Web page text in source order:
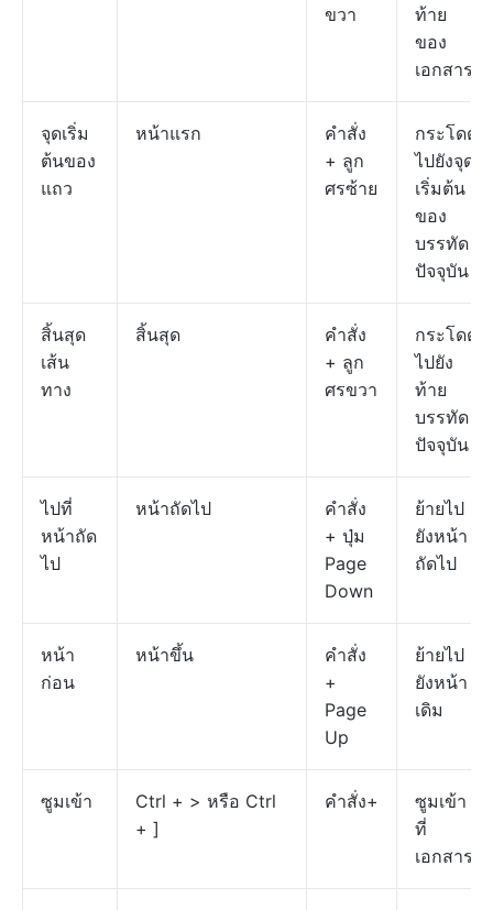
ขวา
ท้าย
ของ
เอกสาร
จุดเริ่ม
ต้นของ
แถว
หน้าแรก
คำสั่ง
+ ลูก
ศรซ้าย
กระโดด
ไปยังจุด
เริ่มต้น
ของ
บรรทัด
ปัจจุบัน
สิ้นสุด
เส้น
ทาง
สิ้นสุด
คำสั่ง
+ ลูก
ศรขวา
กระโดด
ไปยัง
ท้าย
บรรทัด
ปัจจุบัน
ไปที่
หน้าถัด
ไป
หน้าถัดไป
คำสั่ง
+ ปุ่ม
Page
Down
ย้ายไป
ยังหน้า
ถัดไป
หน้า
ก่อน
หน้าขึ้น
คำสั่ง
+
Page
Up
ย้ายไป
ยังหน้า
เดิม
ซูมเข้า
Ctrl + > หรือ Ctrl
+ ]
คำสั่ง+
ซูมเข้า
ที่
เอกสาร